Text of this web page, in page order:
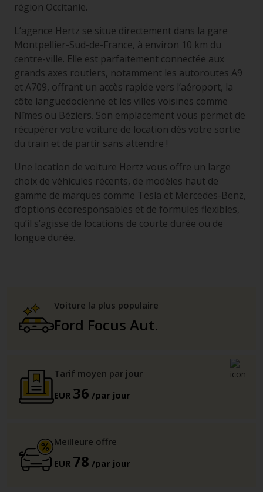
région Occitanie.
L’agence Hertz se situe directement dans la gare
Montpellier-Sud-de-France, à environ 10 km du
centre-ville. Elle est parfaitement connectée aux
grands axes routiers, notamment les autoroutes A9
et A709, offrant un accès rapide vers l’aéroport, la
côte languedocienne et les villes voisines comme
Nîmes ou Béziers. Son emplacement vous permet de
récupérer votre voiture de location dès votre sortie
du train et de partir sans attendre !
Une location de voiture Hertz vous offre un large
choix de véhicules récents, de modèles haut de
gamme de marques comme Tesla et Mercedes-Benz,
d’options écoresponsables et de formules flexibles,
qu’il s’agisse de locations de courte durée ou de
longue durée.
Voiture la plus populaire
Ford Focus Aut.
Tarif moyen par jour
EUR 36 /par jour
Meilleure offre
EUR 78 /par jour